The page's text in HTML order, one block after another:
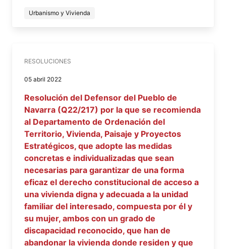
Urbanismo y Vivienda
RESOLUCIONES
05 abril 2022
Resolución del Defensor del Pueblo de
Navarra (Q22/217) por la que se recomienda
al Departamento de Ordenación del
Territorio, Vivienda, Paisaje y Proyectos
Estratégicos, que adopte las medidas
concretas e individualizadas que sean
necesarias para garantizar de una forma
eficaz el derecho constitucional de acceso a
una vivienda digna y adecuada a la unidad
familiar del interesado, compuesta por él y
su mujer, ambos con un grado de
discapacidad reconocido, que han de
abandonar la vivienda donde residen y que